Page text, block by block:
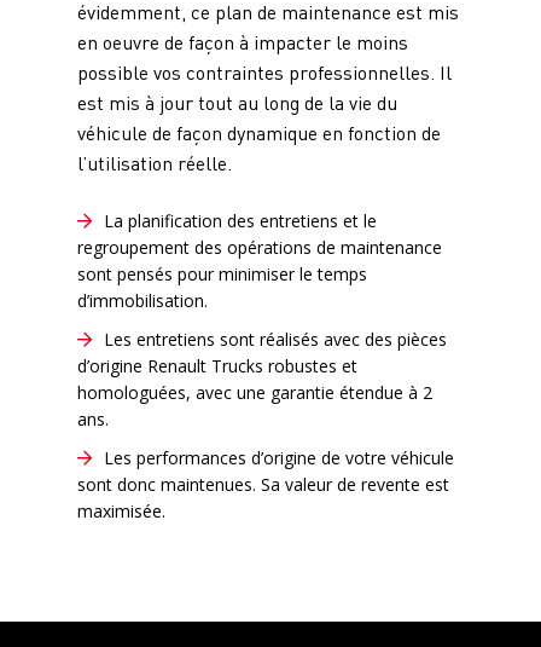
évidemment, ce plan de maintenance est mis
en oeuvre de façon à impacter le moins
possible vos contraintes professionnelles. Il
est mis à jour tout au long de la vie du
véhicule de façon dynamique en fonction de
l’utilisation réelle.
La planification des entretiens et le
regroupement des opérations de maintenance
sont pensés pour minimiser le temps
d’immobilisation.
Les entretiens sont réalisés avec des pièces
d’origine Renault Trucks robustes et
homologuées, avec une garantie étendue à 2
ans.
Les performances d’origine de votre véhicule
sont donc maintenues. Sa valeur de revente est
maximisée.